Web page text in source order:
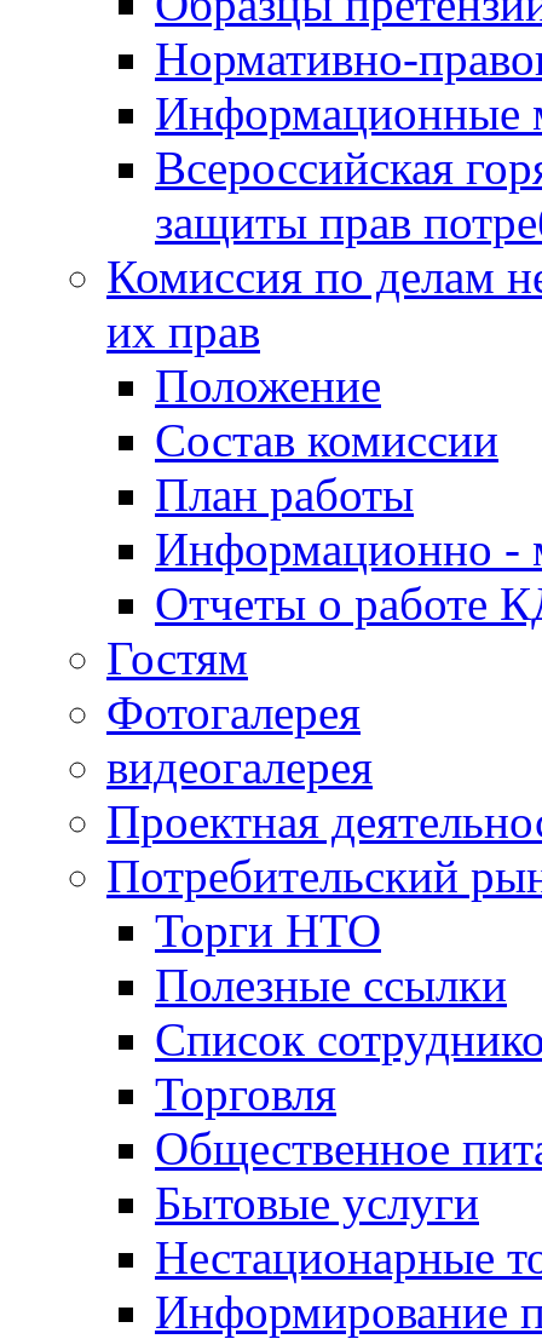
Нормативно-
Информационные
Всероссийская
защиты прав
Комиссия по делам
их прав
Положение
Состав комиссии
План работы
Информационно -
Отчеты о работе
Гостям
Фотогалерея
видеогалерея
Проектная
Потребительский
Торги НТО
Полезные ссылки
Список
Торговля
Общественное
Бытовые услуги
Нестационарные
Информирование